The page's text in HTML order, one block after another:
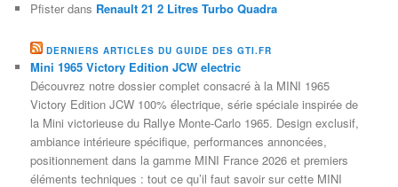
Pfister dans Renault 21 2 Litres Turbo Quadra
DERNIERS ARTICLES DU GUIDE DES GTI.FR
Mini 1965 Victory Edition JCW electric
Découvrez notre dossier complet consacré à la MINI 1965
Victory Edition JCW 100% électrique, série spéciale inspirée de
la Mini victorieuse du Rallye Monte-Carlo 1965. Design exclusif,
ambiance intérieure spécifique, performances annoncées,
positionnement dans la gamme MINI France 2026 et premiers
éléments techniques : tout ce qu’il faut savoir sur cette MINI